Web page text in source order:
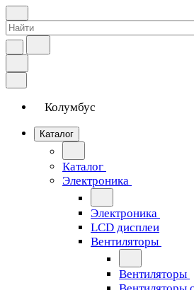
Колумбус
Каталог
Каталог
Электроника
Электроника
LCD дисплеи
Вентиляторы
Вентиляторы